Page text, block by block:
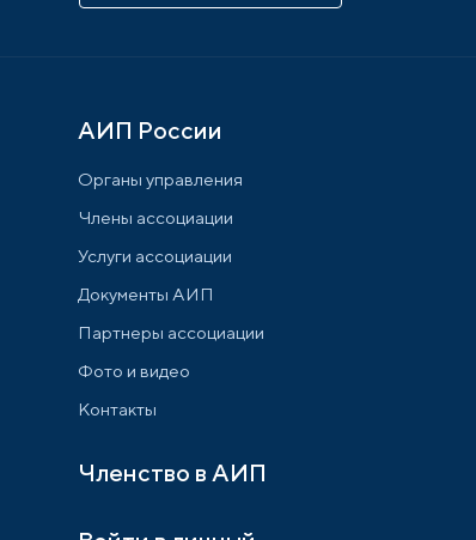
АИП России
Органы управления
Члены ассоциации
Услуги ассоциации
Документы АИП
Партнеры ассоциации
Фото и видео
Контакты
Членство в АИП